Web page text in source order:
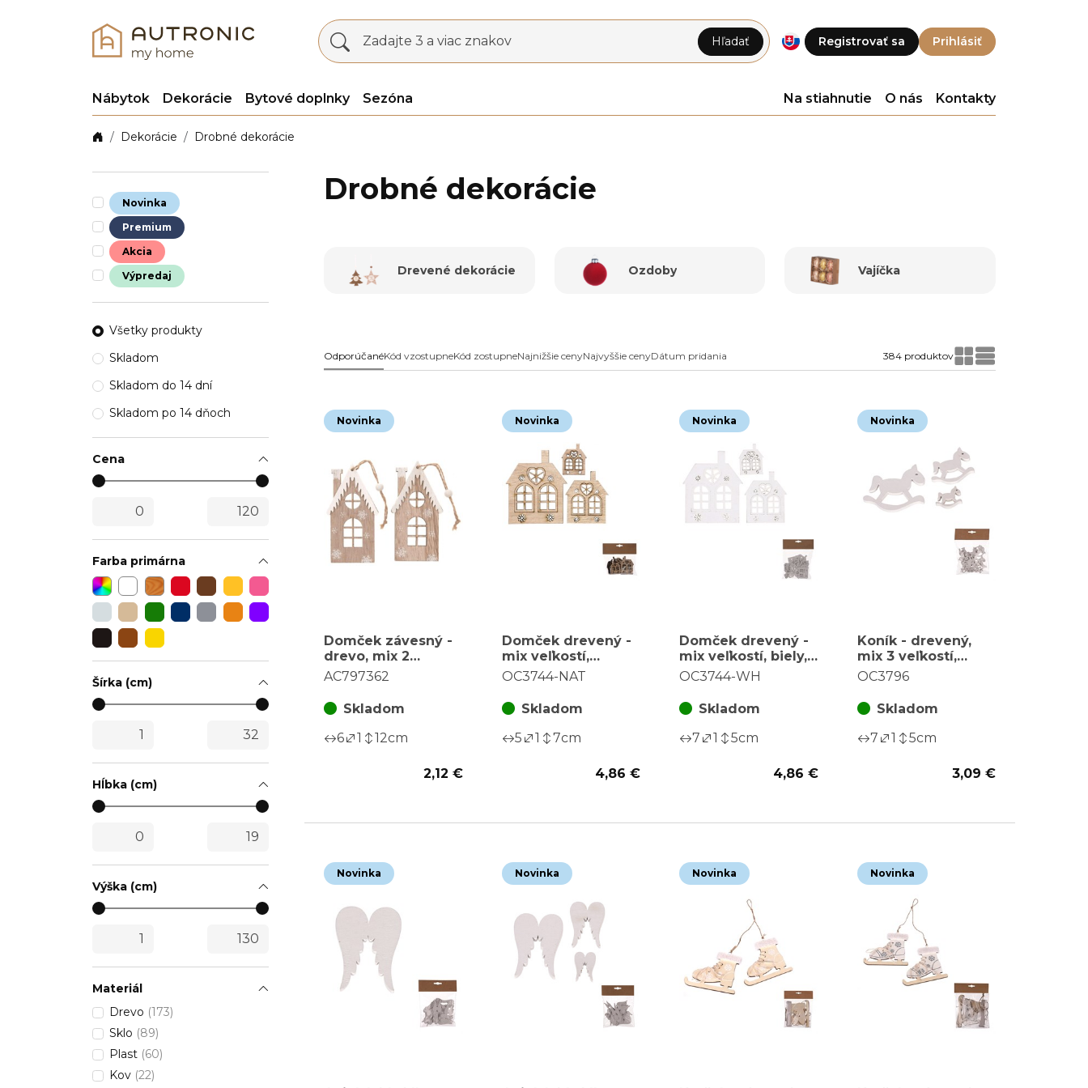
Registrovať sa Prihlásiť
Zadajte 3 a viac znakov Hľadať
Nábytok Dekorácie Bytové doplnky Sezóna Na stiahnutie O nás Kontakty
Dekorácie Drobné dekorácie
Novinka
Premium
Akcia
Výpredaj
Všetky produkty
Skladom
Skladom do 14 dní
Skladom po 14 dňoch
Cena
Farba primárna
Šírka (cm)
Hĺbka (cm)
Výška (cm)
Materiál
Drevo (173)
Sklo (89)
Plast (60)
Kov (22)
Drobné dekorácie
Drevené dekorácie Ozdoby Vajíčka
OdporúčanéKód vzostupneKód zostupneNajnižšie cenyNajvyššie cenyDátum pridania 384 produktov
Novinka
Domček závesný -
drevo, mix 2
druhov, cena za
AC797362
Skladom
6
1 12cm
2,12 €
Novinka
Domček drevený -
mix veľkostí,
prírodný b., cena za
OC3744-NAT
Skladom
5
1 7cm
4,86 €
Novinka
Domček drevený -
mix veľkostí, biely,
cena za balenie (18
OC3744-WH
Skladom
7
1 5cm
4,86 €
Novinka
Koník - drevený,
mix 3 veľkostí,
biely, cena za
OC3796
Skladom
7
1 5cm
3,09 €
Novinka Novinka Novinka Novinka